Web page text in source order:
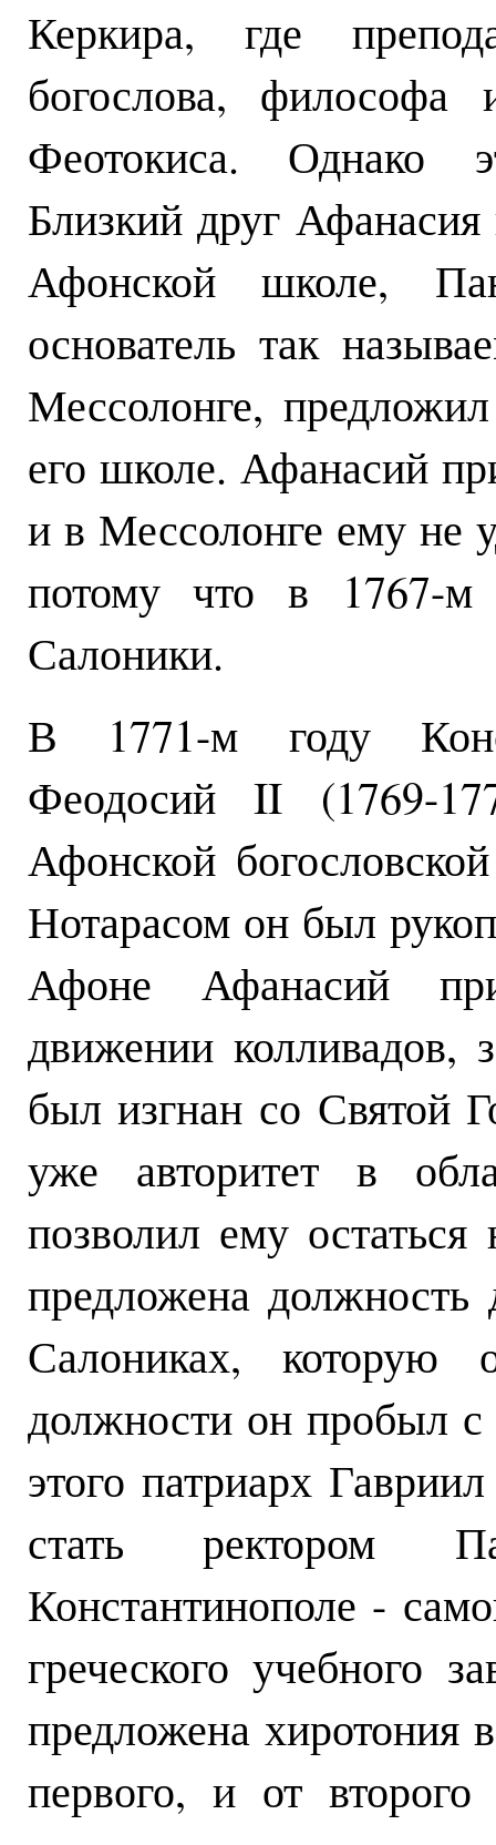
Керкира, где
богослова,
Феотокиса. Однако
Близкий друг
Афонской школе,
основатель так
Мессолонге,
его школе. Афанасий
и в Мессолонге ему не
потому что в 1767-м
Салоники.
В 1771-м году
Феодосий II (1769-
Афонской
Нотарасом он был
Афоне Афанасий
движении колливадов,
был изгнан со Святой
уже авторитет в
позволил ему
предложена
Салониках,
должности он пробыл
этого патриарх
стать ректором
Константинополе -
греческого учебного
предложена хиротония
первого, и от